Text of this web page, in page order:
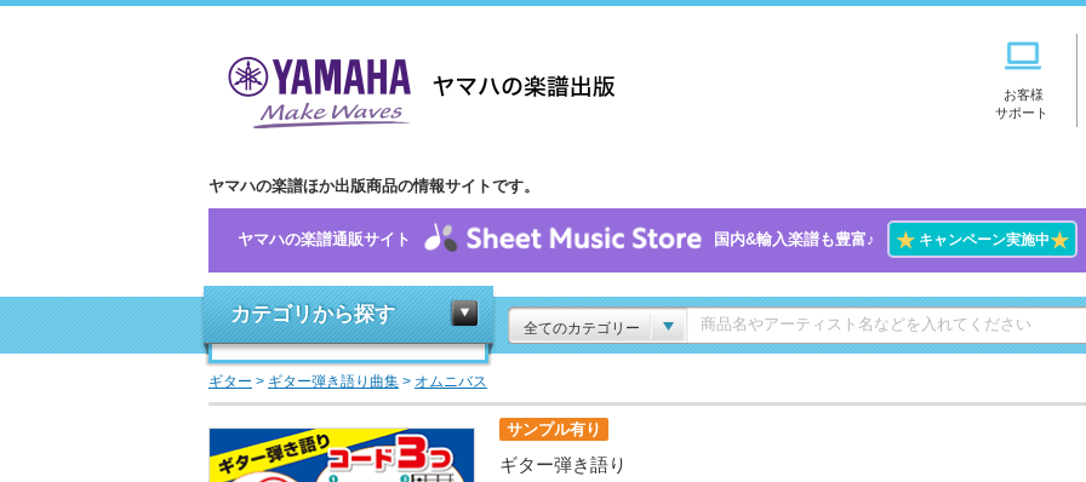
お客様
サポート
ヤマハの楽譜ほか出版商品の情報サイトです。
ヤマハの楽譜通販サイト 国内&輸入楽譜も豊富♪ ★キャンペーン実施中★
カテゴリから探す
全てのカテゴリー
ギター > ギター弾き語り曲集 > オムニバス
サンプル有り
ギター弾き語り